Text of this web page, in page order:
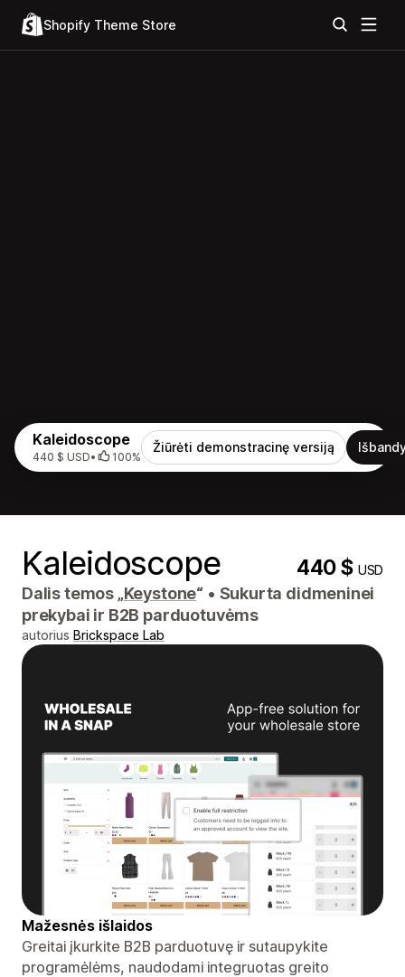
Shopify Theme Store
Kaleidoscope
440 $ USD• 100%
Žiūrėti demonstracinę versiją
Kaleidoscope 440 $USD
Dalis temos „Keystone“ • Sukurta didmeninei
prekybai ir B2B parduotuvėms
autorius Brickspace Lab
Mažesnės išlaidos
Greitai įkurkite B2B parduotuvę ir sutaupykite
programėlėms, naudodami integruotas greito